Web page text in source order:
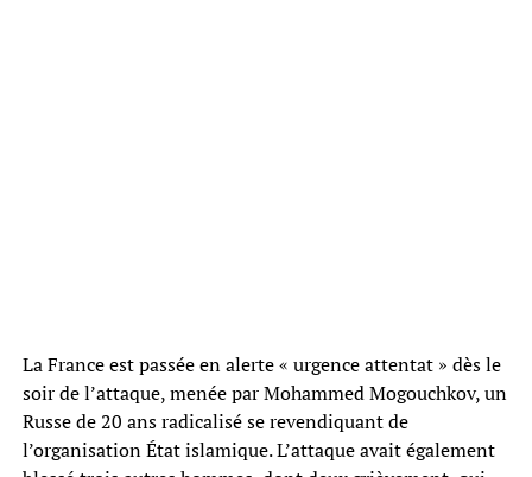
La France est passée en alerte « urgence attentat » dès le
soir de l’attaque, menée par Mohammed Mogouchkov, un
Russe de 20 ans radicalisé se revendiquant de
l’organisation État islamique. L’attaque avait également